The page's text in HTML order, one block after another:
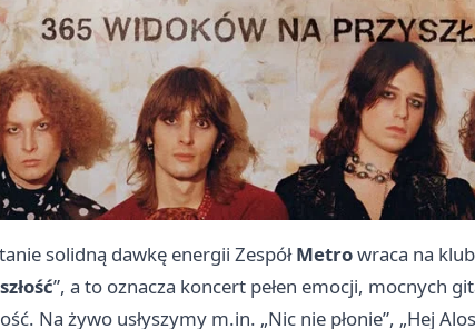
solidną dawkę energii ZespółMetrowraca na
”, a to oznacza koncert pełen emocji, mocnych
Na żywo usłyszymy m.in. „Nic nie płonie”, „Hej